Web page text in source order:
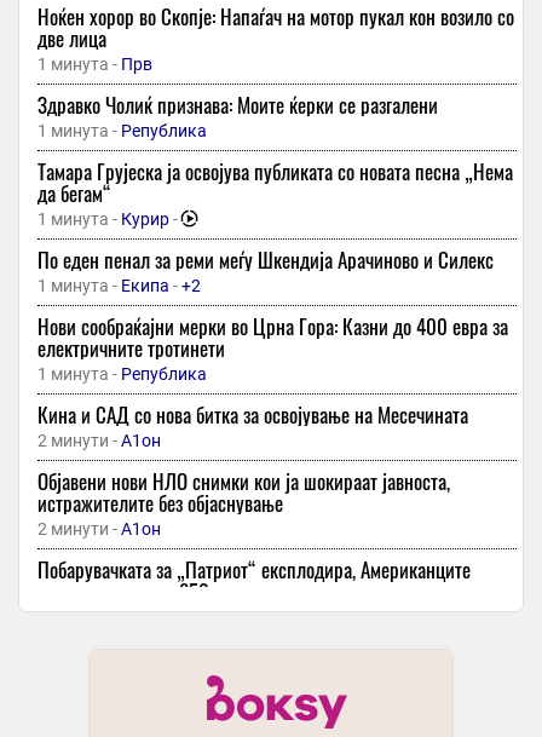
Ноќен хорор во Скопје: Напаѓач на мотор пукал кон возило со
две лица
1 минута - Прв
Здравко Чолиќ признава: Моите ќерки се разгалени
1 минута - Република
Тамара Грујеска ја освојува публиката со новата песна „Нема
да бегам“
1 минута - Курир-
По еден пенал за реми меѓу Шкендија Арачиново и Силекс
1 минута - Екипа -+2
Нови сообраќајни мерки во Црна Гора: Казни до 400 евра за
електричните тротинети
1 минута - Република
Кина и САД со нова битка за освојување на Месечината
2 минути -А1он
Објавени нови НЛО снимки кои ја шокираат јавноста,
истражителите без објаснување
2 минути -А1он
Побарувачката за „Патриот“ експлодира, Американците
имаат помалку од 850 преостанати пресретнувачи
2 минути -Инфо-+1
Спорт Манија
Вашиот тревник ќе порасне повторно зелен по сушата, ако